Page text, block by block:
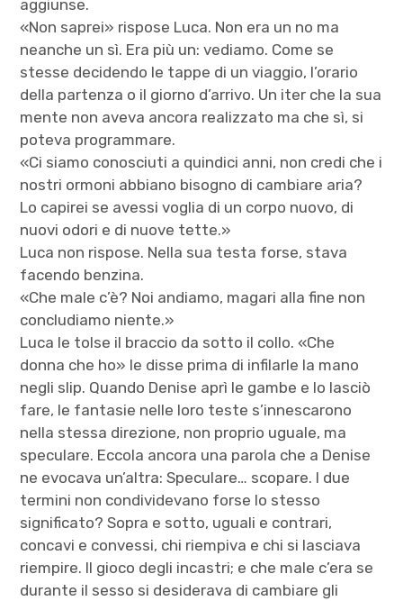
aggiunse.
«Non saprei» rispose Luca. Non era un no ma
neanche un sì. Era più un: vediamo. Come se
stesse decidendo le tappe di un viaggio, l’orario
della partenza o il giorno d’arrivo. Un iter che la sua
mente non aveva ancora realizzato ma che sì, si
poteva programmare.
«Ci siamo conosciuti a quindici anni, non credi che i
nostri ormoni abbiano bisogno di cambiare aria?
Lo capirei se avessi voglia di un corpo nuovo, di
nuovi odori e di nuove tette.»
Luca non rispose. Nella sua testa forse, stava
facendo benzina.
«Che male c’è? Noi andiamo, magari alla fine non
concludiamo niente.»
Luca le tolse il braccio da sotto il collo. «Che
donna che ho» le disse prima di infilarle la mano
negli slip. Quando Denise aprì le gambe e lo lasciò
fare, le fantasie nelle loro teste s’innescarono
nella stessa direzione, non proprio uguale, ma
speculare. Eccola ancora una parola che a Denise
ne evocava un’altra: Speculare… scopare. I due
termini non condividevano forse lo stesso
significato? Sopra e sotto, uguali e contrari,
concavi e convessi, chi riempiva e chi si lasciava
riempire. Il gioco degli incastri; e che male c’era se
durante il sesso si desiderava di cambiare gli